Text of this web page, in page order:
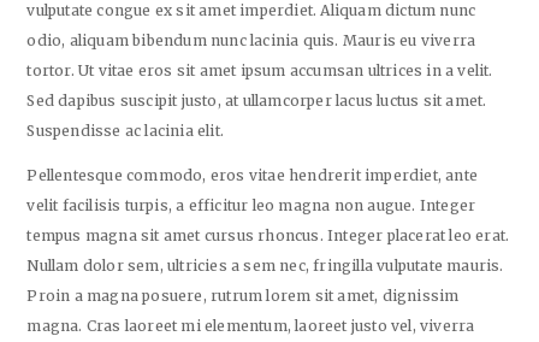
vulputate congue ex sit amet imperdiet. Aliquam dictum nunc
odio, aliquam bibendum nunc lacinia quis. Mauris eu viverra
tortor. Ut vitae eros sit amet ipsum accumsan ultrices in a velit.
Sed dapibus suscipit justo, at ullamcorper lacus luctus sit amet.
Suspendisse ac lacinia elit.
Pellentesque commodo, eros vitae hendrerit imperdiet, ante
velit facilisis turpis, a efficitur leo magna non augue. Integer
tempus magna sit amet cursus rhoncus. Integer placerat leo erat.
Nullam dolor sem, ultricies a sem nec, fringilla vulputate mauris.
Proin a magna posuere, rutrum lorem sit amet, dignissim
magna. Cras laoreet mi elementum, laoreet justo vel, viverra